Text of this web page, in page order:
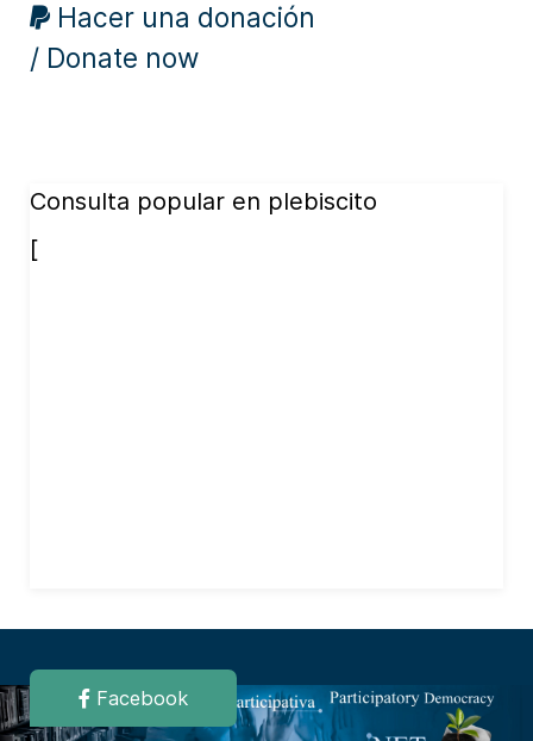
Hacer una donación
/ Donate now
Consulta popular en plebiscito
[
Facebook